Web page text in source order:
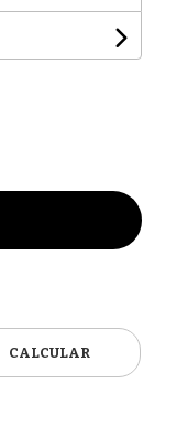
CALCULAR